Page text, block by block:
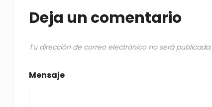
Deja un comentario
Tu dirección de correo electrónico no será publicada.
Mensaje